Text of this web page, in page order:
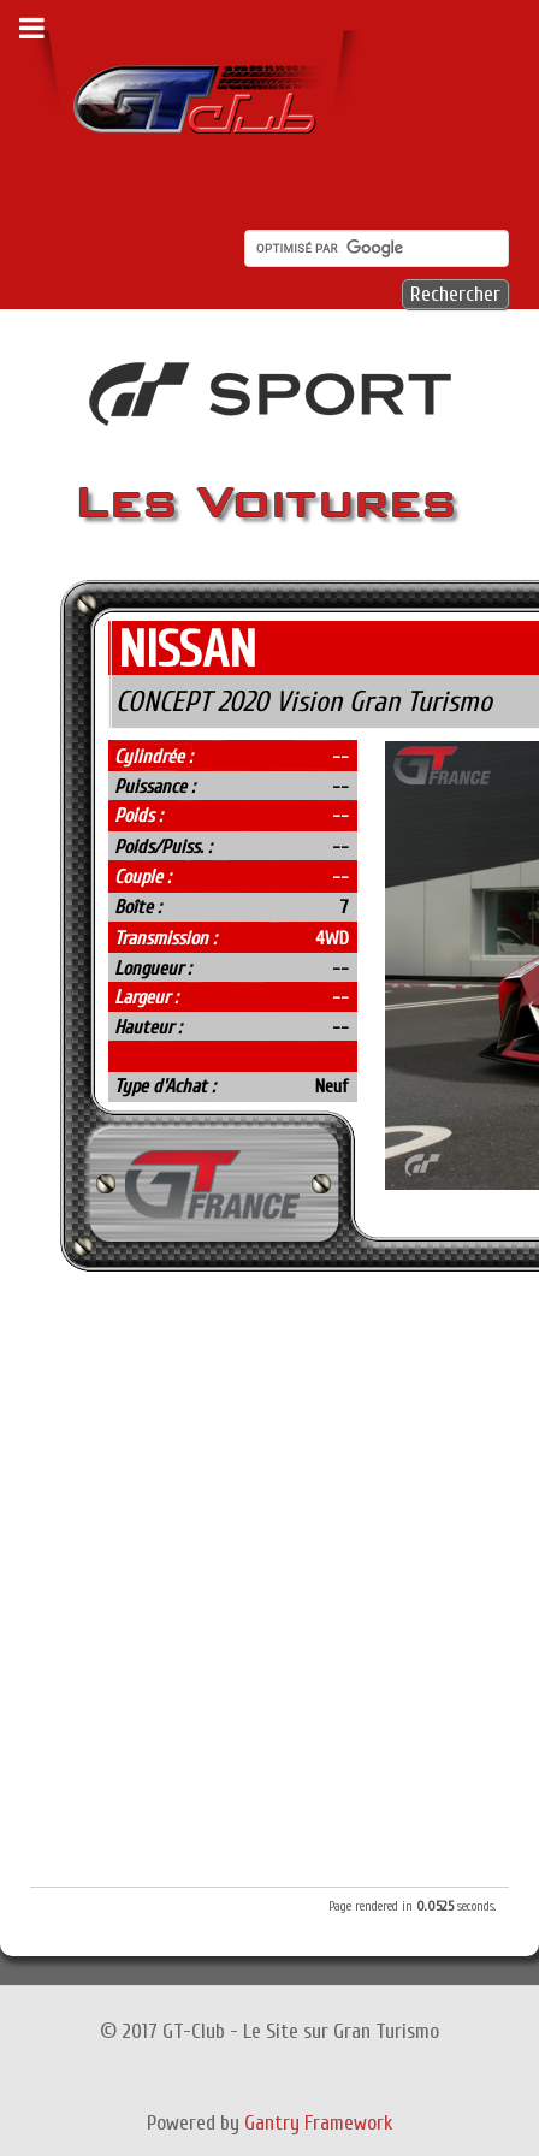
NISSAN
CONCEPT 2020 Vision Gran Turismo
Cylindrée :
--
Puissance :
--
Poids :
--
Poids/Puiss. :
--
Couple :
--
Boîte :
7
Transmission :
4WD
Longueur :
--
Largeur :
--
Hauteur :
--
Type d'Achat : Neuf
Page rendered in 0.0525seconds.
© 2017 GT-Club - Le Site sur Gran Turismo
Powered by Gantry Framework